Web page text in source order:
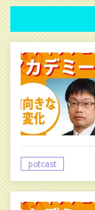
potcast